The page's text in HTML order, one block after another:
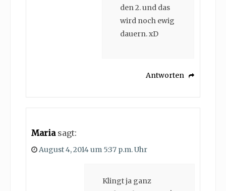
den 2. und das
wird noch ewig
dauern. xD
Antworten
Maria sagt:
August 4, 2014 um 5:37 p.m. Uhr
Klingt ja ganz